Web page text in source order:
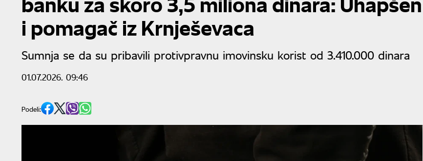
i pomagač iz Krnješevaca
Sumnja se da su pribavili protivpravnu imovinsku korist od 3.410.000 dinara
01.07.2026. 09:46
Podeli: